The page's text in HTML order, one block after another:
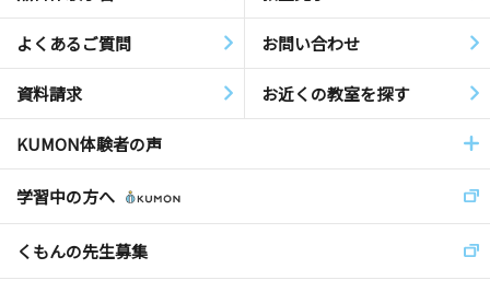
よくあるご質問 お問い合わせ
資料請求 お近くの教室を探す
KUMON体験者の声
学習中の方へ
くもんの先生募集